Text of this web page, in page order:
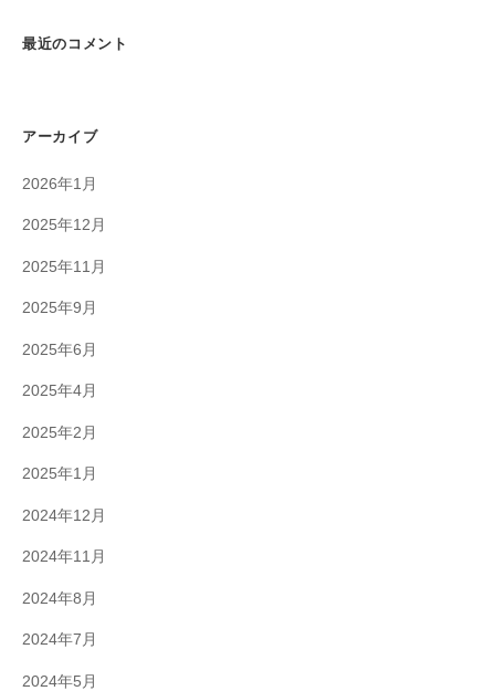
最近のコメント
アーカイブ
2026年1月
2025年12月
2025年11月
2025年9月
2025年6月
2025年4月
2025年2月
2025年1月
2024年12月
2024年11月
2024年8月
2024年7月
2024年5月